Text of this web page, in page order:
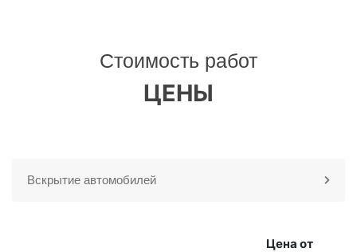
Стоимость работ
ЦЕНЫ
Вскрытие автомобилей
Цена от